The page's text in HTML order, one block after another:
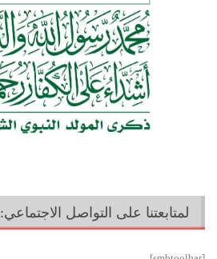
لمتابعتنا على التواصل الاجتماعي: